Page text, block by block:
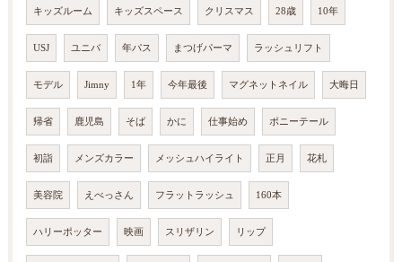
キッズルーム キッズスペース クリスマス 28歳 10年
USJ ユニバ 年パス まつげパーマ ラッシュリフト
モデル Jimny 1年 今年最後 マグネットネイル 大晦日
帰省 鹿児島 そば かに 仕事始め ポニーテール
初詣 メンズカラー メッシュハイライト 正月 花札
美容院 えべっさん フラットラッシュ 160本
ハリーポッター 映画 スリザリン リップ